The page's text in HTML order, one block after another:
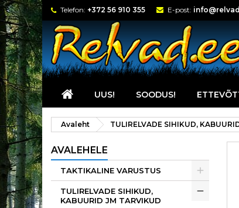
Telefon: +372 56 910 355 E-post:
UUS! SOODUS!
Avaleht TULIRELVADE SIHIKUD,
AVALEHELE
TAKTIKALINE VARUSTUS
TULIRELVADE SIHIKUD,
KABUURID JM TARVIKUD